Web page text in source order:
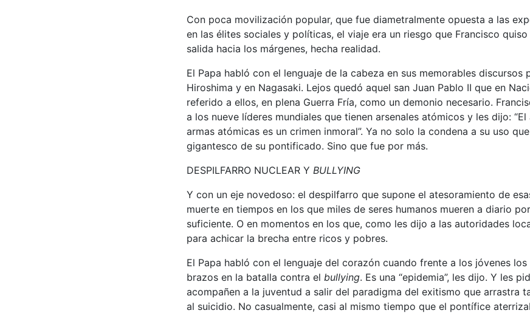
Con poca movilización popular, que fue diametralmente opuesta a las
en las élites sociales y políticas, el viaje era un riesgo que Francisco
salida hacia los márgenes, hecha realidad.
El Papa habló con el lenguaje de la cabeza en sus memorables discursos
Hiroshima y en Nagasaki. Lejos quedó aquel san Juan Pablo II que en
referido a ellos, en plena Guerra Fría, como un demonio necesario.
a los nueve líderes mundiales que tienen arsenales atómicos y les dijo:
armas atómicas es un crimen inmoral”. Ya no solo la condena a su uso
gigantesco de su pontificado. Sino que fue por más.
DESPILFARRO NUCLEAR Y BULLYING
Y con un eje novedoso: el despilfarro que supone el atesoramiento de
muerte en tiempos en los que miles de seres humanos mueren a diario
suficiente. O en momentos en los que, como les dijo a las autoridades
para achicar la brecha entre ricos y pobres.
El Papa habló con el lenguaje del corazón cuando frente a los jóvenes
brazos en la batalla contra el bullying. Es una “epidemia”, les dijo. Y les
acompañen a la juventud a salir del paradigma del exitismo que arrastra
al suicidio. No casualmente, casi al mismo tiempo que el pontífice